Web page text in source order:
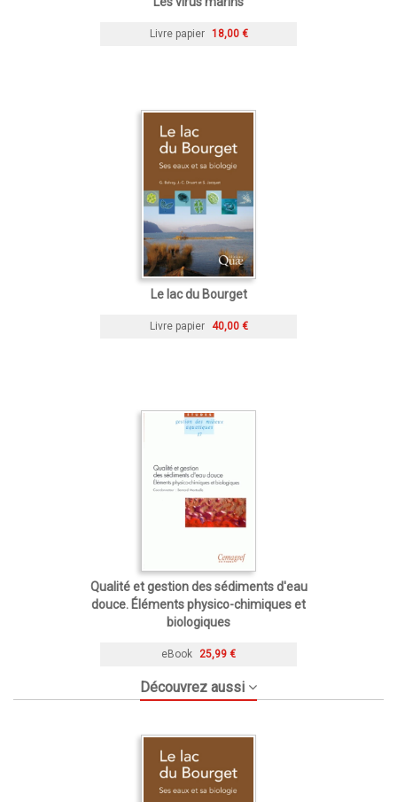
Livre papier 18,00 €
Le lac du Bourget
Livre papier 40,00 €
Qualité et gestion des sédiments d'eau
douce. Éléments physico-chimiques et
biologiques
eBook 25,99 €
Découvrez aussi